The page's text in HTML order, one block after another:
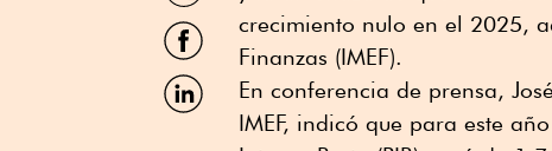
Twitter
Compartir
por
Facebook
Compartir
por
crecimiento nulo en el 2025,
Finanzas (IMEF).
En conferencia de prensa,
IMEF, indicó que para este